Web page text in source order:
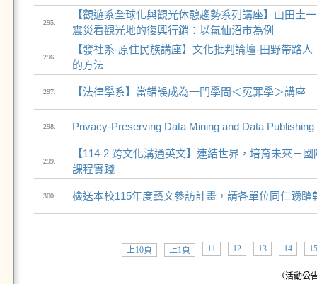
295.
【觀遊系全球化與觀光休憩趨勢系列講座】山田圭
震災看觀光地的復興行銷：以氣仙沼市為例
296.
【發社系-原住民族講座】文化批判論壇-田野帶路
的方法
297. 【法律學系】當錯誤成為一門學問＜冤罪學＞講座
298. Privacy-Preserving Data Mining and Data Publishing
299.
【114-2 跨文化溝通英文】連結世界，培育未來－
課程實踐
300. 檢送本校115年度藝文參訪計畫，請各單位同仁踴躍
上10頁 上1頁 11 12 13 14 15
（活動公